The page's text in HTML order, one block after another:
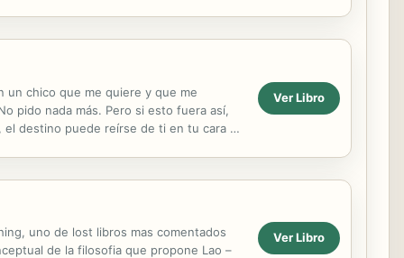
un chico que me quiere y que me
pido nada más. Pero si esto fuera así,
destino puede reírse de ti en tu cara y
Ver Libro
uno de lost libros mas comentados
de la filosofia que propone Lao –
Ver Libro